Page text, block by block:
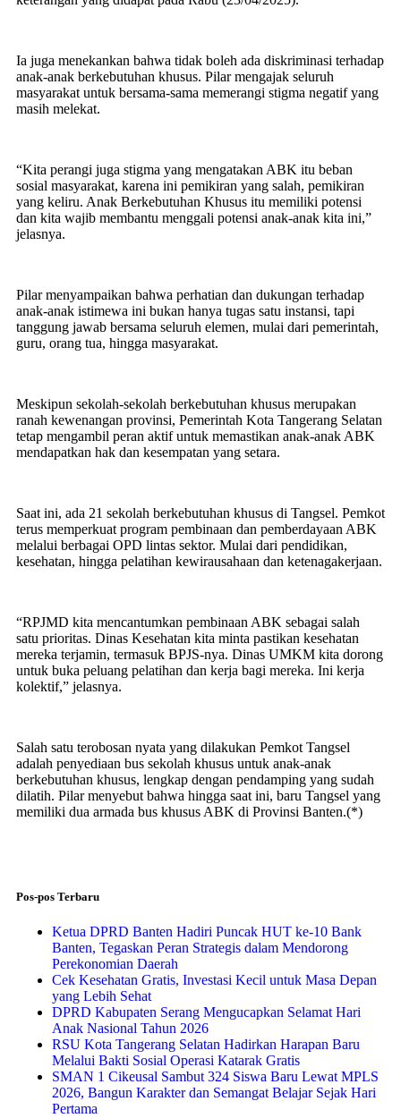
Ia juga menekankan bahwa tidak boleh ada diskriminasi terhadap
anak-anak berkebutuhan khusus. Pilar mengajak seluruh
masyarakat untuk bersama-sama memerangi stigma negatif yang
masih melekat.
“Kita perangi juga stigma yang mengatakan ABK itu beban
sosial masyarakat, karena ini pemikiran yang salah, pemikiran
yang keliru. Anak Berkebutuhan Khusus itu memiliki potensi
dan kita wajib membantu menggali potensi anak-anak kita ini,”
jelasnya.
Pilar menyampaikan bahwa perhatian dan dukungan terhadap
anak-anak istimewa ini bukan hanya tugas satu instansi, tapi
tanggung jawab bersama seluruh elemen, mulai dari pemerintah,
guru, orang tua, hingga masyarakat.
Meskipun sekolah-sekolah berkebutuhan khusus merupakan
ranah kewenangan provinsi, Pemerintah Kota Tangerang Selatan
tetap mengambil peran aktif untuk memastikan anak-anak ABK
mendapatkan hak dan kesempatan yang setara.
Saat ini, ada 21 sekolah berkebutuhan khusus di Tangsel. Pemkot
terus memperkuat program pembinaan dan pemberdayaan ABK
melalui berbagai OPD lintas sektor. Mulai dari pendidikan,
kesehatan, hingga pelatihan kewirausahaan dan ketenagakerjaan.
“RPJMD kita mencantumkan pembinaan ABK sebagai salah
satu prioritas. Dinas Kesehatan kita minta pastikan kesehatan
mereka terjamin, termasuk BPJS-nya. Dinas UMKM kita dorong
untuk buka peluang pelatihan dan kerja bagi mereka. Ini kerja
kolektif,” jelasnya.
Salah satu terobosan nyata yang dilakukan Pemkot Tangsel
adalah penyediaan bus sekolah khusus untuk anak-anak
berkebutuhan khusus, lengkap dengan pendamping yang sudah
dilatih. Pilar menyebut bahwa hingga saat ini, baru Tangsel yang
memiliki dua armada bus khusus ABK di Provinsi Banten.(*)
Pos-pos Terbaru
Ketua DPRD Banten Hadiri Puncak HUT ke-10 Bank
Banten, Tegaskan Peran Strategis dalam Mendorong
Perekonomian Daerah
Cek Kesehatan Gratis, Investasi Kecil untuk Masa Depan
yang Lebih Sehat
DPRD Kabupaten Serang Mengucapkan Selamat Hari
Anak Nasional Tahun 2026
RSU Kota Tangerang Selatan Hadirkan Harapan Baru
Melalui Bakti Sosial Operasi Katarak Gratis
SMAN 1 Cikeusal Sambut 324 Siswa Baru Lewat MPLS
2026, Bangun Karakter dan Semangat Belajar Sejak Hari
Pertama